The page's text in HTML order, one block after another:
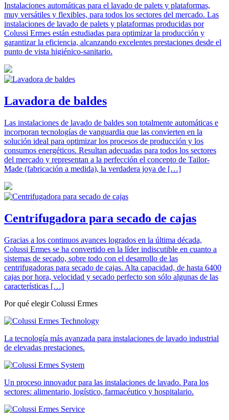
Instalaciones automáticas para el lavado de palets y plataformas,
muy versátiles y flexibles, para todos los sectores del mercado. Las
instalaciones de lavado de palets y plataformas producidas por
Colussi Ermes están estudiadas para optimizar la producción y
garantizar la eficiencia, alcanzando excelentes prestaciones desde el
punto de vista higiénico-sanitario.
Lavadora de baldes
Las instalaciones de lavado de baldes son totalmente automáticas e
incorporan tecnologías de vanguardia que las convierten en la
solución ideal para optimizar los procesos de producción y los
consumos energéticos. Resultan adecuadas para todos los sectores
del mercado y representan a la perfección el concepto de Tailor-
Made (fabricación a medida), la verdadera joya de […]
Centrifugadora para secado de cajas
Gracias a los continuos avances logrados en la última década,
Colussi Ermes se ha convertido en la líder indiscutible en cuanto a
sistemas de secado, sobre todo con el desarrollo de las
centrifugadoras para secado de cajas. Alta capacidad, de hasta 6400
cajas por hora, velocidad y secado perfecto son sólo algunas de las
características […]
Por qué elegir Colussi Ermes
La tecnología más avanzada para instalaciones de lavado industrial
de elevadas prestaciones.
Un proceso innovador para las instalaciones de lavado. Para los
sectores: alimentario, logístico, farmacéutico y hospitalario.